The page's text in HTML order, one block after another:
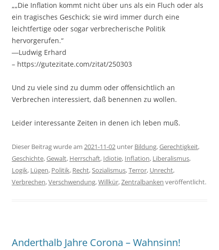
„„Die Inflation kommt nicht über uns als ein Fluch oder als
ein tragisches Geschick; sie wird immer durch eine
leichtfertige oder sogar verbrecherische Politik
hervorgerufen.“
―Ludwig Erhard
– https://gutezitate.com/zitat/250303
Und zu viele sind zu dumm oder offensichtlich an
Verbrechen interessiert, daß benennen zu wollen.
Leider interessante Zeiten in denen ich leben muß.
Dieser Beitrag wurde am 2021-11-02 unter Bildung,Gerechtigkeit,
Geschichte,Gewalt, Herrschaft, Idiotie, Inflation, Liberalismus,
Logik, Lügen, Politik, Recht,Sozialismus,Terror, Unrecht,
Verbrechen,Verschwendung,Willkür,Zentralbanken veröffentlicht.
Anderthalb Jahre Corona – Wahnsinn!